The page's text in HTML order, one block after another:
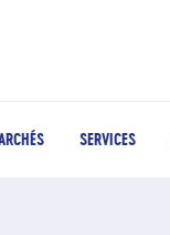
SERVICES